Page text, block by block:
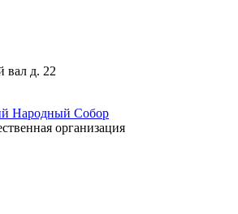
вал д. 22
организация